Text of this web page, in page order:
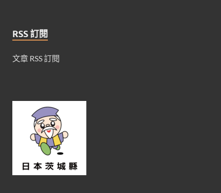
RSS 訂閱
文章 RSS 訂閱